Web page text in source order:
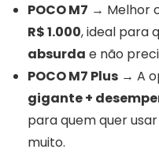
POCO M7 → Melhor
R$ 1.000, ideal para
absurda e não
POCO M7 Plus → A
gigante +
para quem quer
muito.